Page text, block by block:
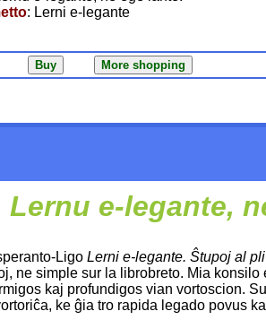
: Lerni e-legante
Lernu e-legante,
LigoLerni e-legante. Ŝtupoj al
ne simple sur la librobreto. Mia
kaj profundigos vian vortoscion.
ke ĝia tro rapida legado povus